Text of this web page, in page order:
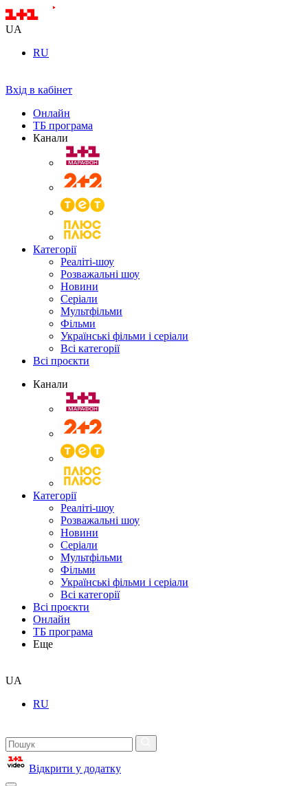
UA
RU
Вхід в кабінет
Онлайн
ТБ програма
Канали
Категорії
Реаліті-шоу
Розважальні шоу
Новини
Серіали
Мультфільми
Фільми
Українські фільми і серіали
Всі категорії
Всі проєкти
Канали
Категорії
Реаліті-шоу
Розважальні шоу
Новини
Серіали
Мультфільми
Фільми
Українські фільми і серіали
Всі категорії
Всі проєкти
Онлайн
ТБ програма
Еще
UA
RU
Відкрити у додатку